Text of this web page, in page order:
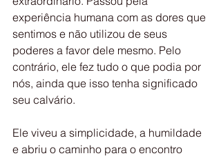
experiência humana com as dores que
sentimos e não utilizou de seus
poderes a favor dele mesmo. Pelo
contrário, ele fez tudo o que podia por
nós, ainda que isso tenha significado
seu calvário.
Ele viveu a simplicidade, a humildade
e abriu o caminho para o encontro